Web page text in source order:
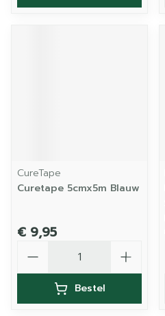
CureTape
Curetape 5cmx5m Blauw
€ 9,95
Bestel